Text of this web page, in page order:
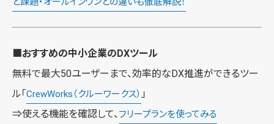
■おすすめの中小企業のDXツール
無料で最大50ユーザーまで、効率的なDX推進ができるツー
ル「CrewWorks（クルーワークス） 」
⇒使える機能を確認して、フリープランを使ってみる